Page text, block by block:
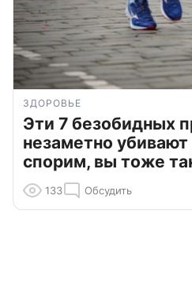
ЗДОРОВЬЕ
Эти 7 безобидных
незаметно
спорим, вы тоже
133 Обсудить